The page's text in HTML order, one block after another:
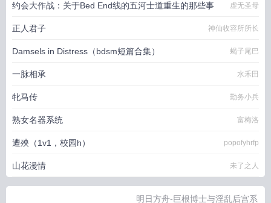
约会大作战：关于Bed End线的五河士道重生的那些事 虚无圣母
正人君子 神仙收容所所长
Damsels in Distress（bdsm短篇合集） 蝎子尾巴
一脉相承 水禾田
牝马传 勤务小兵
熟女名器系统 富梅洛
遭殃（1v1，校园h） popofyhrfp
山花漫情 未了之人
明日方舟-巨根博士与淫乱后宫系